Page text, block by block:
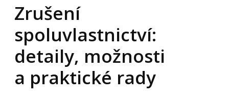
Zrušení
spoluvlastnictví:
detaily, možnosti
a praktické rady